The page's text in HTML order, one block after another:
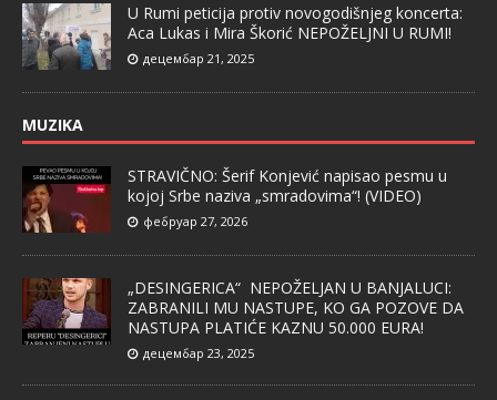
U Rumi peticija protiv novogodišnjeg koncerta:
Aca Lukas i Mira Škorić NEPOŽELJNI U RUMI!
децембар 21, 2025
MUZIKA
STRAVIČNO: Šerif Konjević napisao pesmu u
kojoj Srbe naziva „smradovima“! (VIDEO)
фебруар 27, 2026
„DESINGERICA“ NEPOŽELJAN U BANJALUCI:
ZABRANILI MU NASTUPE, KO GA POZOVE DA
NASTUPA PLATIĆE KAZNU 50.000 EURA!
децембар 23, 2025